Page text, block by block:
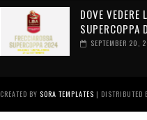
DOVE VEDERE
SUPERCOPPA
SEPTEMBER 20,
CREATED BY SORA TEMPLATES | DISTRIBUTED